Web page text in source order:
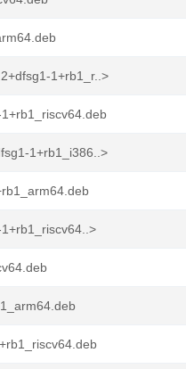
1+rb1_r..>
1+rb1_i386..>